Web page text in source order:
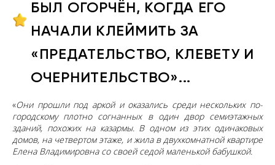
БЫЛ ОГОРЧЁН, КОГДА ЕГО
НАЧАЛИ КЛЕЙМИТЬ ЗА
«ПРЕДАТЕЛЬСТВО, КЛЕВЕТУ И
ОЧЕРНИТЕЛЬСТВО»...
«Они прошли под аркой и оказались среди нескольких по-
городскому плотно согнанных в один двор семиэтажных
зданий, похожих на казармы. В одном из этих одинаковых
домов, на четвертом этаже, и жила в двухкомнатной квартире
Елена Владимировна со своей седой маленькой бабушкой.